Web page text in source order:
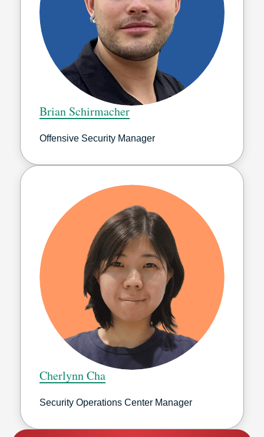
Brian Schirmacher
Offensive Security Manager
Cherlynn Cha
Security Operations Center Manager